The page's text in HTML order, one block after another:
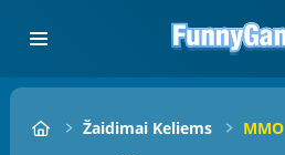
Žaidimai Keliems MMO